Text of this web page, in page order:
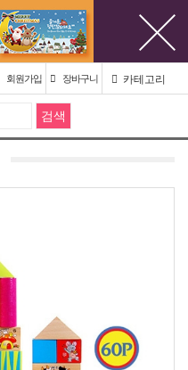
회원가입 장바구니 카테고리